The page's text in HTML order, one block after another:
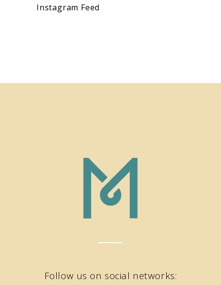
Instagram Feed
Follow us on social networks: